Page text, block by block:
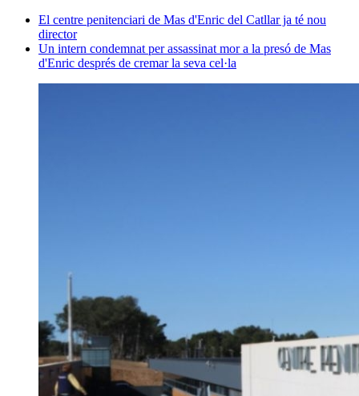
El centre penitenciari de Mas d'Enric del Catllar ja té nou
director
Un intern condemnat per assassinat mor a la presó de Mas
d'Enric després de cremar la seva cel·la